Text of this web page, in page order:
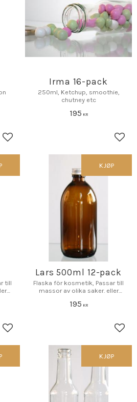
Lagre som favoritt
Irma 16-pack
250ml, Ketchup, smoothie,
chutney etc
195 KR
till
Lagre som favoritt
Lars 500ml 12-pack
Flaska för kosmetik, Passar till
massor av olika saker. eller
195 KR
KJØP
KJØP